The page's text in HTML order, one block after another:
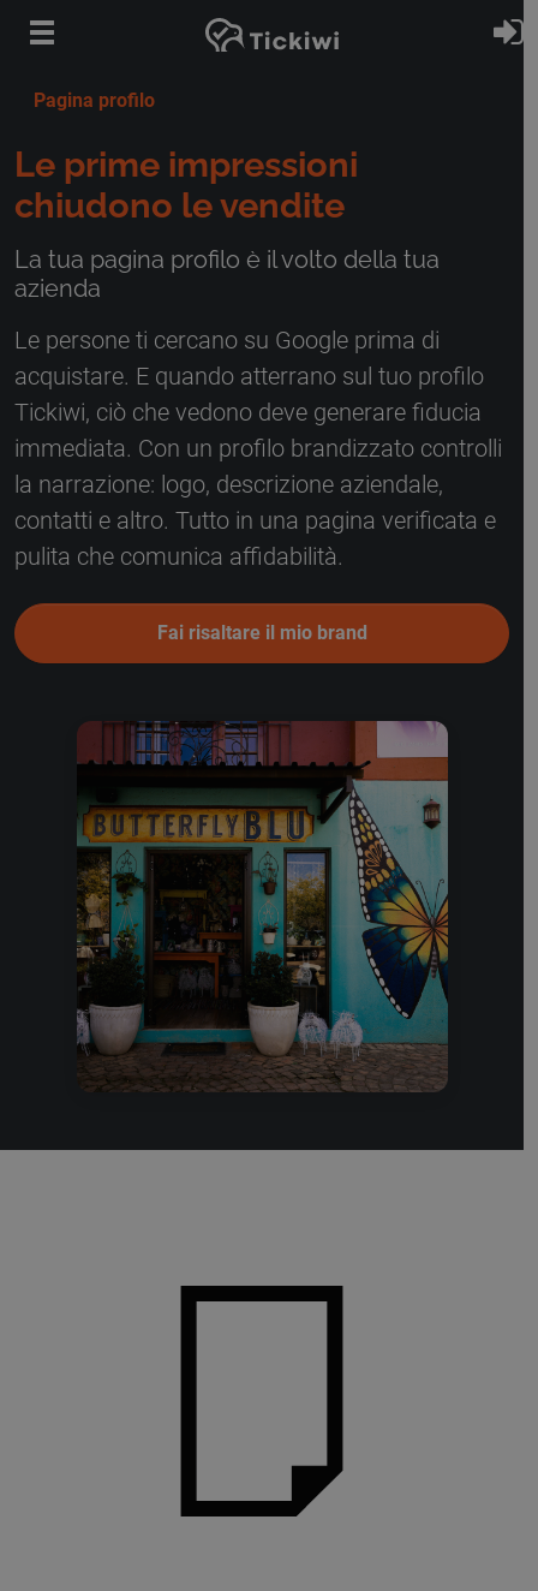
Vai al contenuto principale
Pagina profilo
Le prime impressioni
chiudono le vendite
La tua pagina profilo è il volto della tua
azienda
Le persone ti cercano su Google prima di
acquistare. E quando atterrano sul tuo profilo
Tickiwi, ciò che vedono deve generare fiducia
immediata. Con un profilo brandizzato controlli
la narrazione: logo, descrizione aziendale,
contatti e altro. Tutto in una pagina verificata e
pulita che comunica affidabilità.
Fai risaltare il mio brand